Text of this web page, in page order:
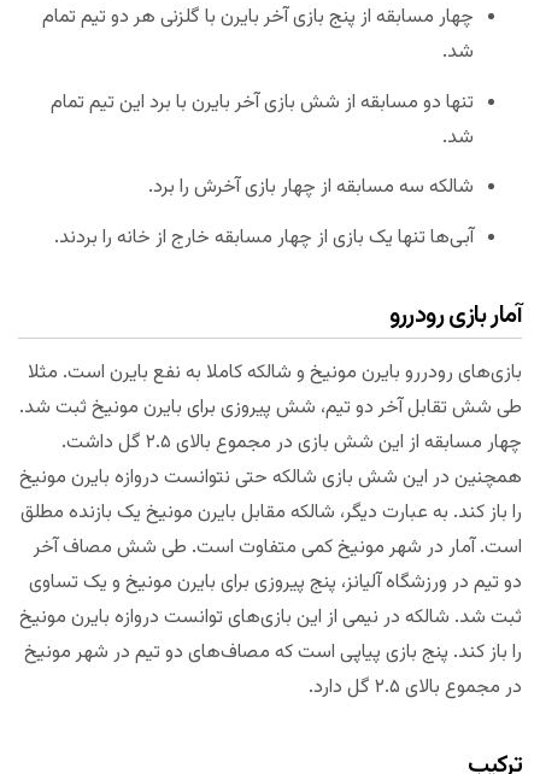
چهار مسابقه از پنج بازی آخر بایرن با گلزنی هر دو تیم تمام
شد.
تنها دو مسابقه از شش بازی آخر بایرن با برد این تیم تمام
شد.
شالکه سه مسابقه از چهار بازی آخرش را برد.
آبی‌ها تنها یک بازی از چهار مسابقه خارج از خانه را بردند.
آمار بازی رودررو
بازی‌های رودررو بایرن مونیخ و شالکه کاملا به نفع بایرن است. مثلا
طی شش تقابل آخر دو تیم، شش پیروزی برای بایرن مونیخ ثبت شد.
چهار مسابقه از این شش بازی در مجموع بالای ۲.۵ گل داشت.
همچنین در این شش بازی شالکه حتی نتوانست دروازه بایرن مونیخ
را باز کند. به عبارت دیگر، شالکه مقابل بایرن مونیخ یک بازنده مطلق
است. آمار در شهر مونیخ کمی متفاوت است. طی شش مصاف آخر
دو تیم در ورزشگاه آلیانز، پنج پیروزی برای بایرن مونیخ و یک تساوی
ثبت شد. شالکه در نیمی از این بازی‌های توانست دروازه بایرن مونیخ
را باز کند. پنج بازی پیاپی است که مصاف‌های دو تیم در شهر مونیخ
در مجموع بالای ۲.۵ گل دارد.
ترکیب